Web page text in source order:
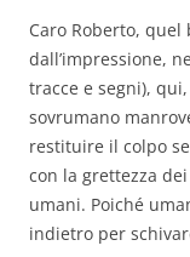
Caro Roberto, quel
dall’impressione,
tracce e segni),
sovrumano
restituire il colpo
con la grettezza
umani. Poiché
indietro per